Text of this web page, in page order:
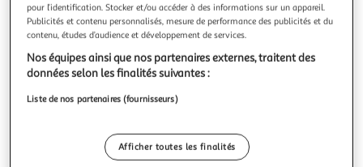
Livr. ou retrait dès 3/4 jours
A partir de 7,99€
Plus d'options
pour l’identification. Stocker et/ou accéder à des informations sur un appareil.
Publicités et contenu personnalisés, mesure de performance des publicités et du
contenu, études d’audience et développement de services.
Nos équipes ainsi que nos partenaires externes, traitent des
données selon les finalités suivantes :
Liste de nos partenaires (fournisseurs)
Afficher toutes les finalités